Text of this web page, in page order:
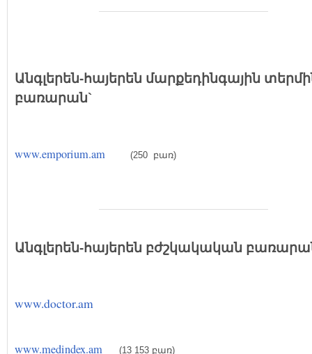
Անգլերեն-հայերեն մարքեդինգային
բառարան`
www.emporium.am (250 բառ)
Անգլերեն-հայերեն բժշկակական
www.doctor.am
www.medindex.am (13 153 բառ)